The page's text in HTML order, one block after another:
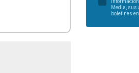
Media, sus
boletines